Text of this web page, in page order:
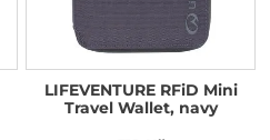
LIFEVENTURE RFiD Mini
Travel Wallet, navy